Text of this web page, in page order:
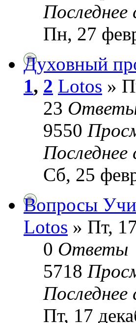
Пн, 27
Духовный
1, 2 Lotos »
23
9550
Сб, 25
Вопросы
Lotos » Пт,
0 Ответы
5718
Пт, 17